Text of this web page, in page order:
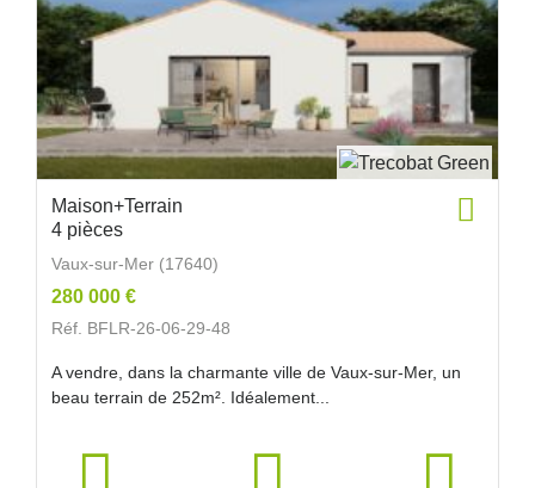
Maison+Terrain
4 pièces
Vaux-sur-Mer (17640)
280 000 €
Réf. BFLR-26-06-29-48
A vendre, dans la charmante ville de Vaux-sur-Mer, un
beau terrain de 252m². Idéalement...